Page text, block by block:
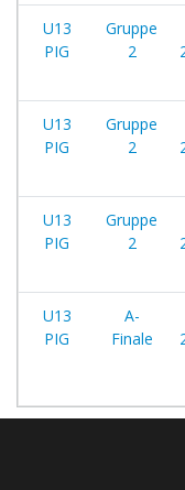
U13
PIG
Gruppe
2
U13
PIG
Gruppe
2
U13
PIG
Gruppe
2
U13
PIG
A-
Finale